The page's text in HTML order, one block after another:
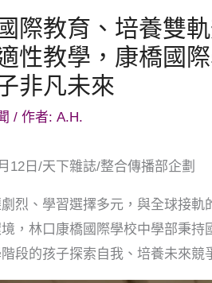
際教育、培養雙
性教學，康橋國
非凡未來
/ 作者:A.H.
12日/天下雜誌/整合傳播部企劃
烈、學習選擇多元，與全球接
，林口康橋國際學校中學部秉
段的孩子探索自我、培養未來競